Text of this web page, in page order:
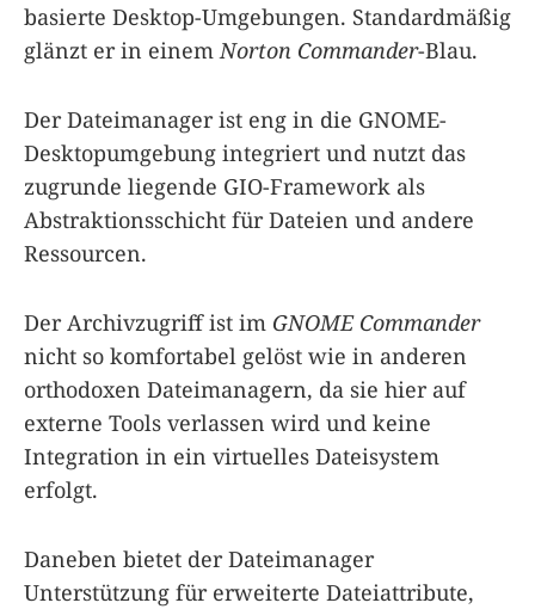
basierte Desktop-Umgebungen. Standardmäßig
glänzt er in einemNorton Commander-Blau.
Der Dateimanager ist eng in die GNOME-
Desktopumgebung integriert und nutzt das
zugrunde liegende GIO-Framework als
Abstraktionsschicht für Dateien und andere
Ressourcen.
Der Archivzugriff ist im GNOME Commander
nicht so komfortabel gelöst wie in anderen
orthodoxen Dateimanagern, da sie hier auf
externe Tools verlassen wird und keine
Integration in ein virtuelles Dateisystem
erfolgt.
Daneben bietet der Dateimanager
Unterstützung für erweiterte Dateiattribute,